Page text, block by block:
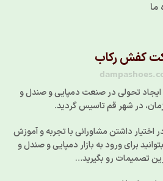
ما
کفش رکاب
تحولی در صنعت دمپایی و صندل و
در شهر قم تاسیس گردید.
اختیار داشتن مشاورانی با تجربه و آموزش
برای ورود به بازار دمپایی و صندل و
تصمیمات رو بگیرید…